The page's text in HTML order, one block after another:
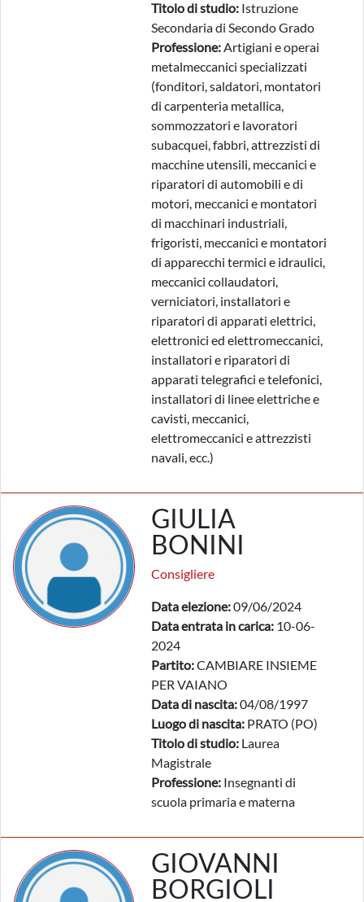
Titolo di studio: Istruzione
Secondaria di Secondo Grado
Professione:Artigiani e operai
metalmeccanici specializzati
(fonditori, saldatori, montatori
di carpenteria metallica,
sommozzatori e lavoratori
subacquei, fabbri, attrezzisti di
macchine utensili, meccanici e
riparatori di automobili e di
motori, meccanici e montatori
di macchinari industriali,
frigoristi, meccanici e montatori
di apparecchi termici e idraulici,
meccanici collaudatori,
verniciatori, installatori e
riparatori di apparati elettrici,
elettronici ed elettromeccanici,
installatori e riparatori di
apparati telegrafici e telefonici,
installatori di linee elettriche e
cavisti, meccanici,
elettromeccanici e attrezzisti
navali, ecc.)
GIULIA
BONINI
Consigliere
Data elezione:09/06/2024
Data entrata in carica: 10-06-
2024
Partito:CAMBIARE INSIEME
PER VAIANO
Data di nascita:04/08/1997
Luogo di nascita: PRATO (PO)
Titolo di studio: Laurea
Magistrale
Professione: Insegnanti di
scuola primaria e materna
GIOVANNI
BORGIOLI